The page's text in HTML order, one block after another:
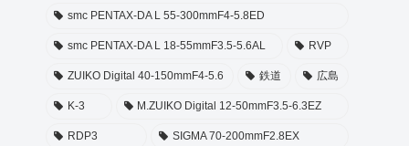
smc PENTAX-DA L 55-300mmF4-5.8ED
smc PENTAX-DA L 18-55mmF3.5-5.6AL RVP
ZUIKO Digital 40-150mmF4-5.6 鉄道 広島
K-3 M.ZUIKO Digital 12-50mmF3.5-6.3EZ
RDP3 SIGMA 70-200mmF2.8EX